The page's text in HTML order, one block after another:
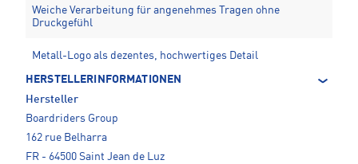
Weiche Verarbeitung für angenehmes Tragen ohne
Druckgefühl
Metall-Logo als dezentes, hochwertiges Detail
HERSTELLERINFORMATIONEN
Hersteller
Boardriders Group
162 rue Belharra
FR - 64500 Saint Jean de Luz